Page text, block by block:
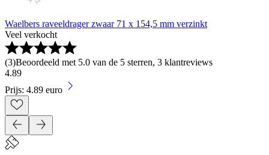
Waelbers raveeldrager zwaar 71 x 154,5 mm verzinkt
Veel verkocht
(3)Beoordeeld met 5.0 van de 5 sterren, 3 klantreviews
4.89
Prijs: 4.89 euro